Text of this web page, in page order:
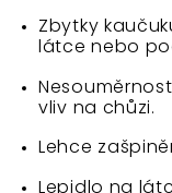
Zbytky
látce nebo
vliv na chůzi.
Lehce
Lepidlo na